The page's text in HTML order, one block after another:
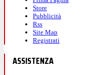
Store
Pubblicità
Rss
Site Map
Registrati
ASSISTENZA